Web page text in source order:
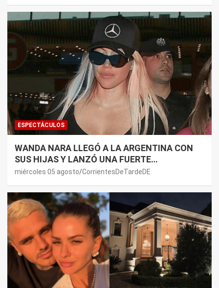
ESPECTÁCULOS
WANDA NARA LLEGÓ A LA ARGENTINA CON
SUS HIJAS Y LANZÓ UNA FUERTE
PREMONICIÓN SOBRE MAURO ICARDI
miércoles 05 agosto CorrientesDeTardeDE